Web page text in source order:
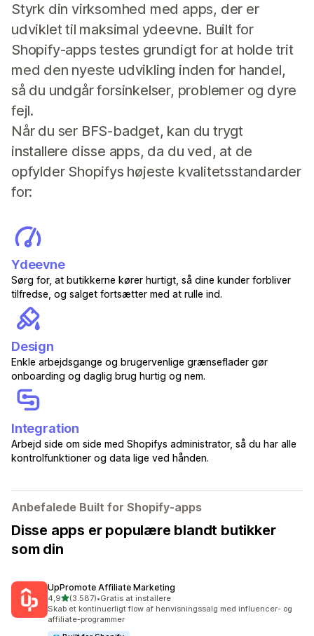
Styrk din virksomhed med apps, der er
udviklet til maksimal ydeevne. Built for
Shopify-apps testes grundigt for at holde trit
med den nyeste udvikling inden for handel,
så du undgår forsinkelser, problemer og dyre
fejl.
Når du ser BFS-badget, kan du trygt
installere disse apps, da du ved, at de
opfylder Shopifys højeste kvalitetsstandarder
for:
Ydeevne
Sørg for, at butikkerne kører hurtigt, så dine kunder forbliver
tilfredse, og salget fortsætter med at rulle ind.
Design
Enkle arbejdsgange og brugervenlige grænseflader gør
onboarding og daglig brug hurtig og nem.
Integration
Arbejd side om side med Shopifys administrator, så du har alle
kontrolfunktioner og data lige ved hånden.
Anbefalede Built for Shopify-apps
Disse apps er populære blandt butikker
som din
UpPromote Affiliate Marketing
4,9ud af 5 stjerner
(3.587)
3587 anmeldelser i alt
•Gratis at installere
Skab et kontinuerligt flow af henvisningssalg med influencer- og
affiliate-programmer